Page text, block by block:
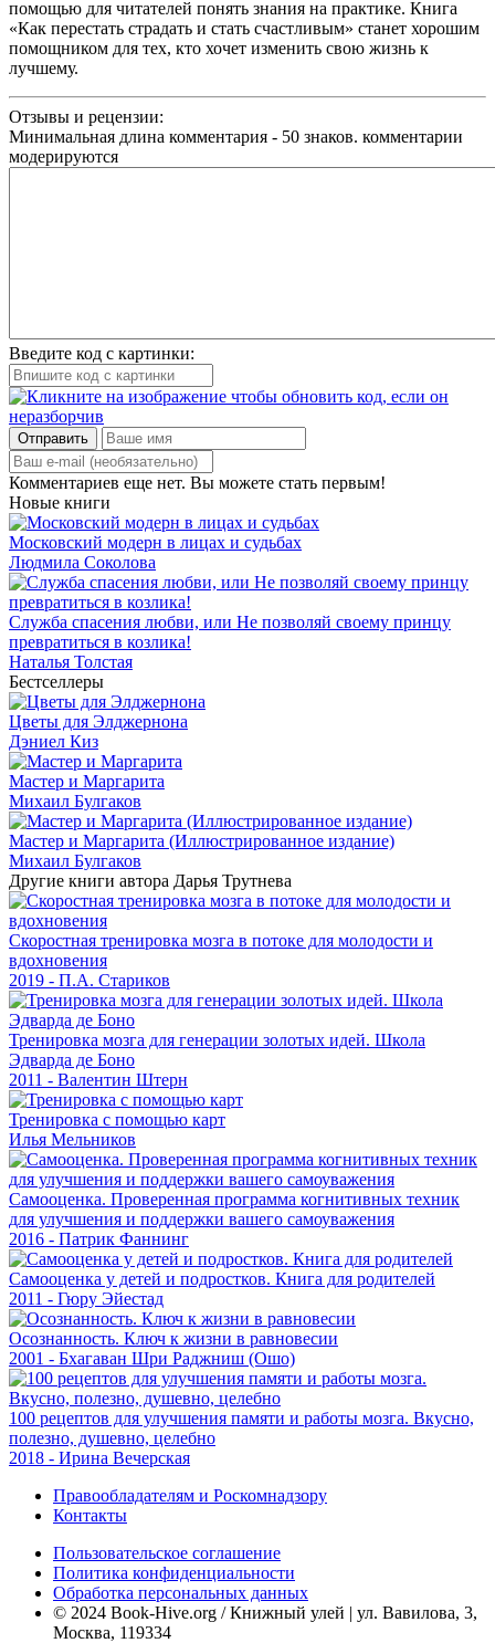
помощью для читателей понять знания на практике. Книга
«Как перестать страдать и стать счастливым» станет хорошим
помощником для тех, кто хочет изменить свою жизнь к
лучшему.
Отзывы и рецензии:
Минимальная длина комментария - 50 знаков. комментарии
модерируются
Введите код с картинки:
Отправить
Комментариев еще нет. Вы можете стать первым!
Новые книги
Московский модерн в лицах и судьбах
Людмила Соколова
Служба спасения любви, или Не позволяй своему принцу
превратиться в козлика!
Наталья Толстая
Бестселлеры
Цветы для Элджернона
Дэниел Киз
Мастер и Маргарита
Михаил Булгаков
Мастер и Маргарита (Иллюстрированное издание)
Михаил Булгаков
Другие книги автора Дарья Трутнева
Скоростная тренировка мозга в потоке для молодости и
вдохновения
2019 - П.А. Стариков
Тренировка мозга для генерации золотых идей. Школа
Эдварда де Боно
2011 - Валентин Штерн
Тренировка с помощью карт
Илья Мельников
Самооценка. Проверенная программа когнитивных техник
для улучшения и поддержки вашего самоуважения
2016 - Патрик Фаннинг
Самооценка у детей и подростков. Книга для родителей
2011 - Гюру Эйестад
Осознанность. Ключ к жизни в равновесии
2001 - Бхагаван Шри Раджниш (Ошо)
100 рецептов для улучшения памяти и работы мозга. Вкусно,
полезно, душевно, целебно
2018 - Ирина Вечерская
Правообладателям и Роскомнадзору
Контакты
Пользовательское соглашение
Политика конфиденциальности
Обработка персональных данных
© 2024 Book-Hive.org / Книжный улей | ул. Вавилова, 3,
Москва, 119334